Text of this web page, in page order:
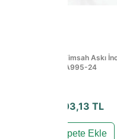
Metax Timsah Askı
A995-24
103,13 TL
Sepete Ekle